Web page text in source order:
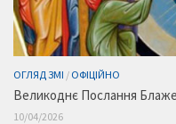
ОГЛЯД ЗМІ / ОФІЦІЙНО
Великоднє Послання
10/04/2026